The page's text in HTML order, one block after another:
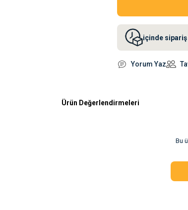
içinde
Yorum Yaz
Ürün Değerlendirmeleri
Bu